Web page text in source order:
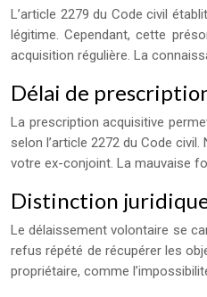
L’article 2279 du Code civil
légitime. Cependant, cette
acquisition régulière. La
Délai de
La prescription acquisitive
selon l’article 2272 du Code
votre ex-conjoint. La mauvaise
Distinction
Le délaissement volontaire se
refus répété de récupérer les
propriétaire, comme